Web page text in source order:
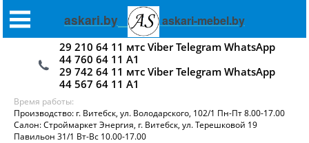
askari.by askari-mebel.by
29 210 64 11 мтс Viber Telegram WhatsApp
44 760 64 11 А1
29 742 64 11 мтс Viber Telegram WhatsApp
44 567 64 11 А1
Время работы:
Производство: г. Витебск, ул. Володарского, 102/1 Пн-Пт 8.00-17.00
Салон: Строймаркет Энергия, г. Витебск, ул. Терешковой 19
Павильон 31/1 Вт-Вс 10.00-17.00